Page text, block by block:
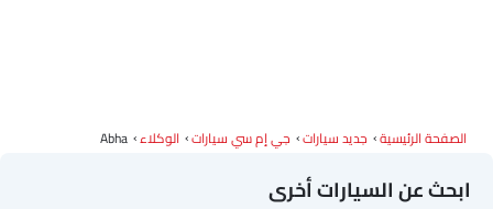
الصفحة الرئيسية جديد سيارات جي إم سي سيارات الوكلاء Abha
ابحث عن السيارات أخرى